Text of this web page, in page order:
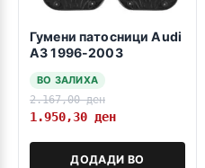
Гумени патосници Audi
A3 1996-2003
ВО ЗАЛИХА
2.167,00ден
1.950,30 ден
ДОДАДИ ВО